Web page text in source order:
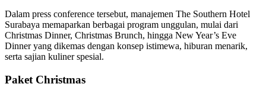
Dalam press conference tersebut, manajemen The Southern Hotel
Surabaya memaparkan berbagai program unggulan, mulai dari
Christmas Dinner, Christmas Brunch, hingga New Year’s Eve
Dinner yang dikemas dengan konsep istimewa, hiburan menarik,
serta sajian kuliner spesial.
Paket Christmas